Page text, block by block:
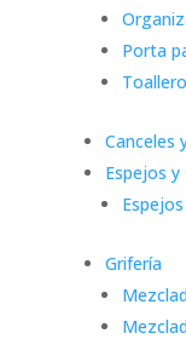
Porta
Canceles
Espejos
Grifería